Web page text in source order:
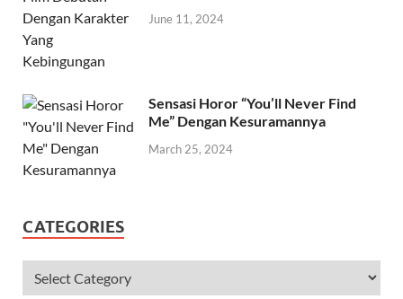
June 11, 2024
Sensasi Horor “You’ll Never Find
Me” Dengan Kesuramannya
March 25, 2024
CATEGORIES